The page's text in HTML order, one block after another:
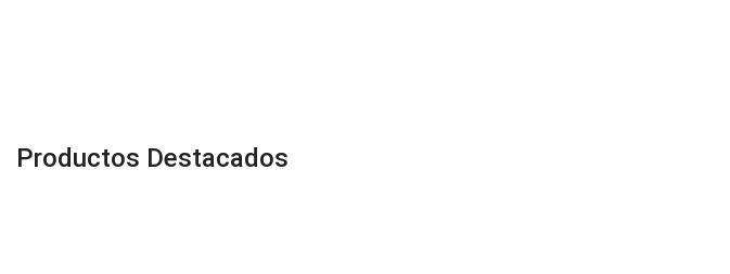
Productos Destacados